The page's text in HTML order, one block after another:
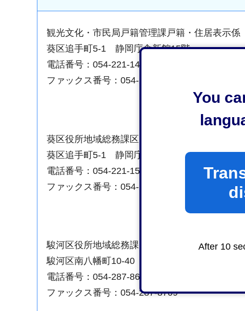
You
After 10
観光文化・市民局戸籍管理課戸籍・住居表示係
葵区追手町5-1 静岡庁舎新館15階
電話番号：054-221-1480
ファックス番号：054-221-1538
葵区役所地域総務課区民生活係
葵区追手町5-1 静岡庁舎新館1階
電話番号：054-221-1595
ファックス番号：054-221-1104
駿河区役所地域総務課区民生活係
駿河区南八幡町10-40 駿河区役所3階
電話番号：054-287-8697
ファックス番号：054-287-8709